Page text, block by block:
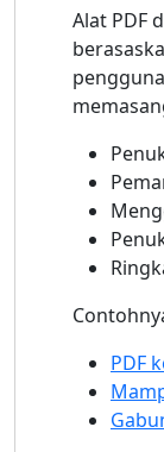
Alat PDF
PDF